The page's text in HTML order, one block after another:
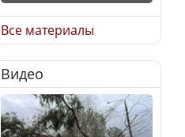
В РФ вынесен заочный
приговор по уголовному
делу об убийстве Игоря
Талькова
Все материалы
Видео